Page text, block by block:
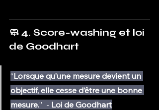
🧼 4. Score-washing et loi
de Goodhart
“Lorsque qu’une mesure devient un
objectif, elle cesse d’être une bonne
mesure.”  - Loi de Goodhart